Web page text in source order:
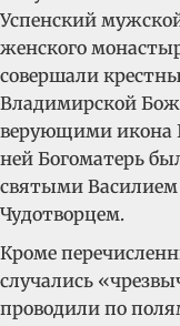
Успенский
женского
совершали
Владимирской
верующими икона
ней Богоматерь
святыми
Чудотворцем.
Кроме
случались
проводили по